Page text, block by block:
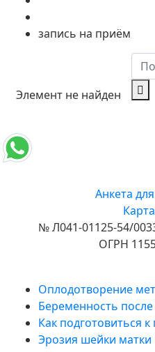
запись на приём
Элемент не найден
Анкета
№ Л041-01125-54/
ОГРН
Оплодотворение
Беременность
Как подготовиться
Эрозия шейки матки